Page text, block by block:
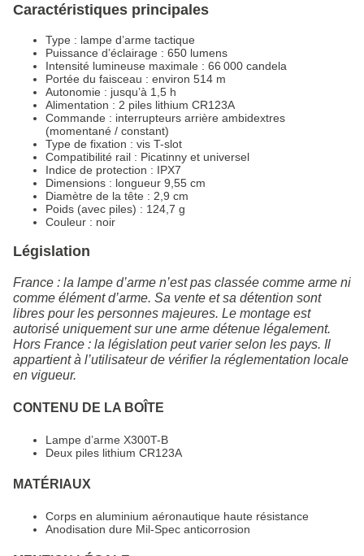
Caractéristiques principales
Type : lampe d’arme tactique
Puissance d’éclairage : 650 lumens
Intensité lumineuse maximale : 66 000 candela
Portée du faisceau : environ 514 m
Autonomie : jusqu’à 1,5 h
Alimentation : 2 piles lithium CR123A
Commande : interrupteurs arrière ambidextres
(momentané / constant)
Type de fixation : vis T-slot
Compatibilité rail : Picatinny et universel
Indice de protection : IPX7
Dimensions : longueur 9,55 cm
Diamètre de la tête : 2,9 cm
Poids (avec piles) : 124,7 g
Couleur : noir
Législation
France : la lampe d’arme n’est pas classée comme arme ni
comme élément d’arme. Sa vente et sa détention sont
libres pour les personnes majeures. Le montage est
autorisé uniquement sur une arme détenue légalement.
Hors France : la législation peut varier selon les pays. Il
appartient à l’utilisateur de vérifier la réglementation locale
en vigueur.
CONTENU DE LA BOÎTE
Lampe d’arme X300T-B
Deux piles lithium CR123A
MATÉRIAUX
Corps en aluminium aéronautique haute résistance
Anodisation dure Mil-Spec anticorrosion